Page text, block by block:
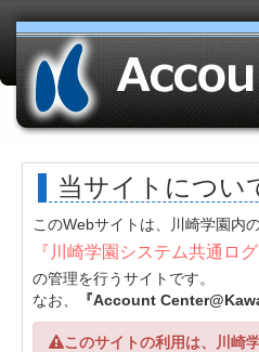
当サイトについ
このWebサイトは、川崎学園内
『川崎学園システム共通ロ
の管理を行うサイトです。
なお、
『Account
このサイトの利用は、川崎